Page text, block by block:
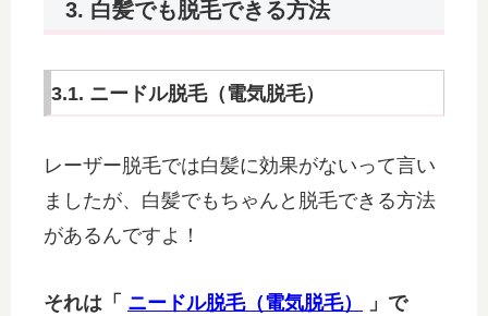
3. 白髪でも脱毛できる方法
3.1. ニードル脱毛（電気脱毛）
レーザー脱毛では白髪に効果がないって言い
ましたが、白髪でもちゃんと脱毛できる方法
があるんですよ！
それは「 ニードル脱毛（電気脱毛）
」で